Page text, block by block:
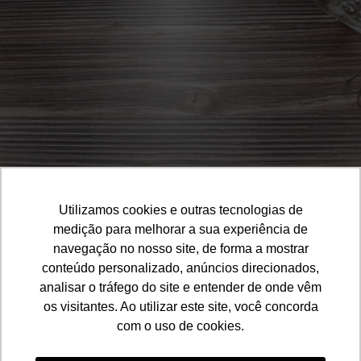
Utilizamos cookies e outras tecnologias de
medição para melhorar a sua experiência de
navegação no nosso site, de forma a mostrar
conteúdo personalizado, anúncios direcionados,
analisar o tráfego do site e entender de onde vêm
os visitantes. Ao utilizar este site, você concorda
com o uso de cookies.